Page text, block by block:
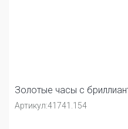
Золотые часы с
Артикул:41741.154